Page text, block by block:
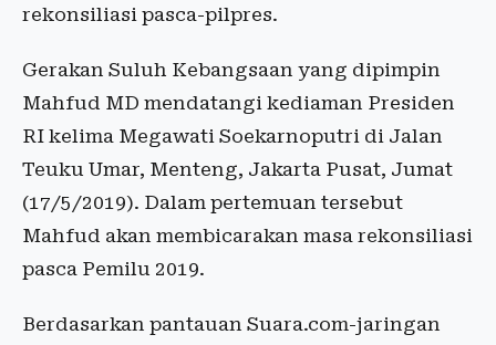
rekonsiliasi pasca-pilpres.
Gerakan Suluh Kebangsaan yang dipimpin
Mahfud MD mendatangi kediaman Presiden
RI kelima Megawati Soekarnoputri di Jalan
Teuku Umar, Menteng, Jakarta Pusat, Jumat
(17/5/2019). Dalam pertemuan tersebut
Mahfud akan membicarakan masa rekonsiliasi
pasca Pemilu 2019.
Berdasarkan pantauan Suara.com-jaringan